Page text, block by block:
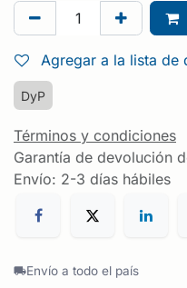
Agregar a la lista de
DyP
Términos y condiciones
Garantía de devolución
Envío: 2-3 días hábiles
Envío a todo el país